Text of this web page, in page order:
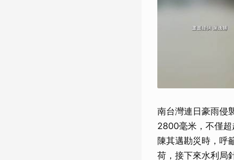
南台灣連日豪雨侵
2800毫米，不僅
陳其邁勘災時，呼
荷，接下來水利局